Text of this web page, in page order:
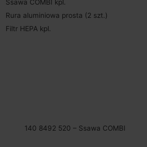
Ssawa COMBI kpl.
Rura aluminiowa prosta (2 szt.)
Filtr HEPA kpl.
140 8492 520 – Ssawa COMBI